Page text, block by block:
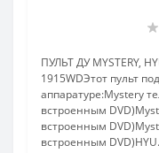
ПУЛЬТ ДУ MYSTERY,
1915WDЭтот пульт
аппаратуре:Mystery
встроенным
встроенным
встроенным